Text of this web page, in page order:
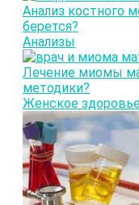
Анализ костного
берется?
Анализы
Лечение миомы
методики?
Женское